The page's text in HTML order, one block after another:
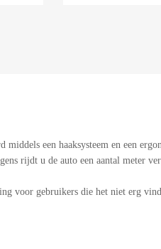
een haaksysteem en een
rijdt u de auto een aantal meter
voor gebruikers die het niet erg